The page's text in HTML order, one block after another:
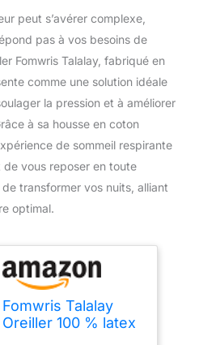
peut s’avérer complexe,
pas à vos besoins de
Fomwris Talalay, fabriqué en
comme une solution idéale
la pression et à améliorer
à sa housse en coton
de sommeil respirante
vous reposer en toute
transformer vos nuits, alliant
optimal.
Fomwris Talalay
Oreiller 100 % latex